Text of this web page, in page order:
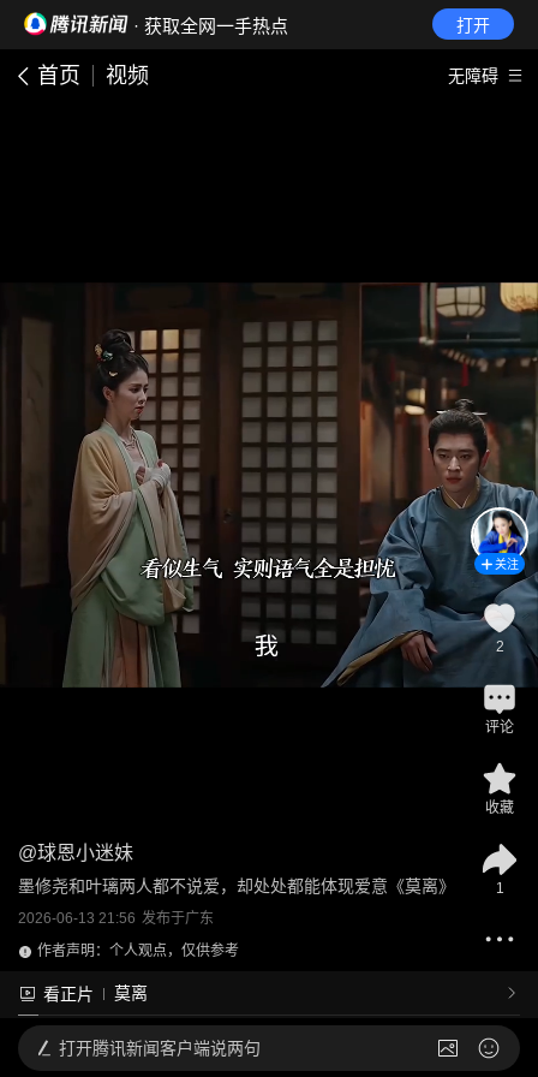
· 获取全网一手热点 打开
首页 视频 无障碍
@球恩小迷妹
墨修尧和叶璃两人都不说爱，却处处都能体现爱意《莫离》
2026-06-13 21:56 发布于广东
作者声明：个人观点，仅供参考
看正片 莫离
关注
2
评论
收藏
1
打开腾讯新闻客户端说两句